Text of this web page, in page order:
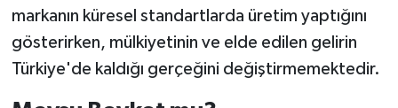
markanın küresel standartlarda üretim yaptığını
gösterirken, mülkiyetinin ve elde edilen gelirin
Türkiye'de kaldığı gerçeğini değiştirmemektedir.